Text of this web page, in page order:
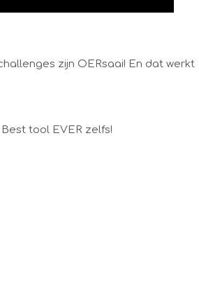
zijn OERsaai! En dat werkt
tool EVER zelfs!